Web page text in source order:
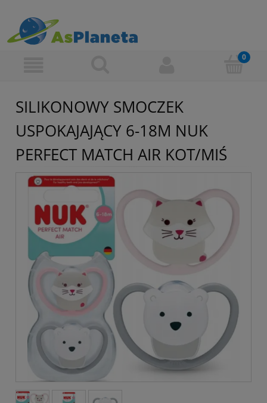
SILIKONOWY SMOCZEK
USPOKAJAJĄCY 6-18M NUK
PERFECT MATCH AIR KOT/MIŚ